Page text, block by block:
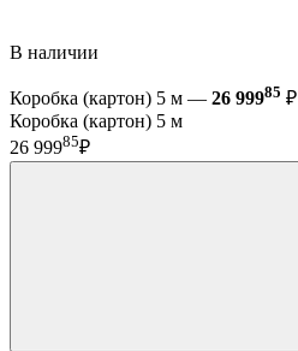
В наличии
Коробка (картон) 5 м — 26 99985 ₽
Коробка (картон) 5 м
26 99985₽